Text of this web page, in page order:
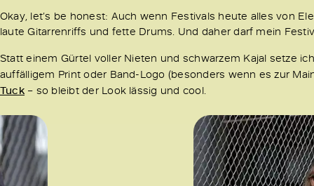
Okay, let’s be honest: Auch wenn Festivals heute alles von
laute Gitarrenriffs und fette Drums. Und daher darf mein
Statt einem Gürtel voller Nieten und schwarzem Kajal setze
auffälligem Print oder Band-Logo (besonders wenn es zur
Tuck– so bleibt der Look lässig und cool.